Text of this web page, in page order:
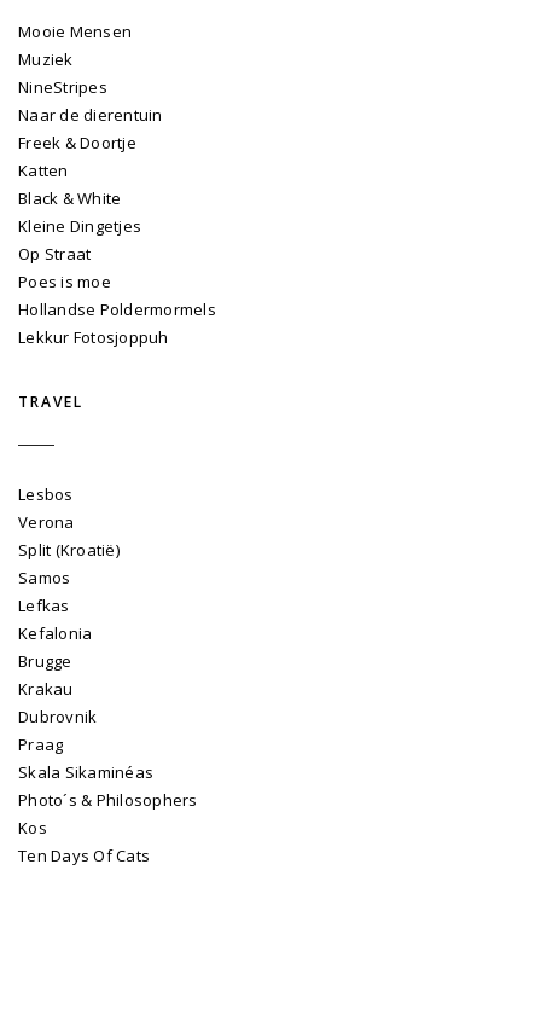
Mooie Mensen
Muziek
NineStripes
Naar de dierentuin
Freek & Doortje
Katten
Black & White
Kleine Dingetjes
Op Straat
Poes is moe
Hollandse Poldermormels
Lekkur Fotosjoppuh
TRAVEL
Lesbos
Verona
Split (Kroatië)
Samos
Lefkas
Kefalonia
Brugge
Krakau
Dubrovnik
Praag
Skala Sikaminéas
Photo´s & Philosophers
Kos
Ten Days Of Cats